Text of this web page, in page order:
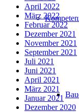
April 2022
März 2022
Februar 2022
Dezember 2021
November 2021
September 2021
Juli 2021
Juni 2021
April 2021
März 2021
Januar 2021
Dezember 2020